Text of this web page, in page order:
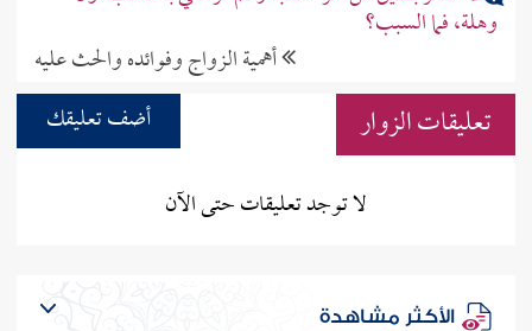
وهلة، فما السبب؟
أهمية الزواج وفوائده والحث عليه
تعليقات الزوار
أضف تعليقك
لا توجد تعليقات حتى الآن
الأكثر مشاهدة